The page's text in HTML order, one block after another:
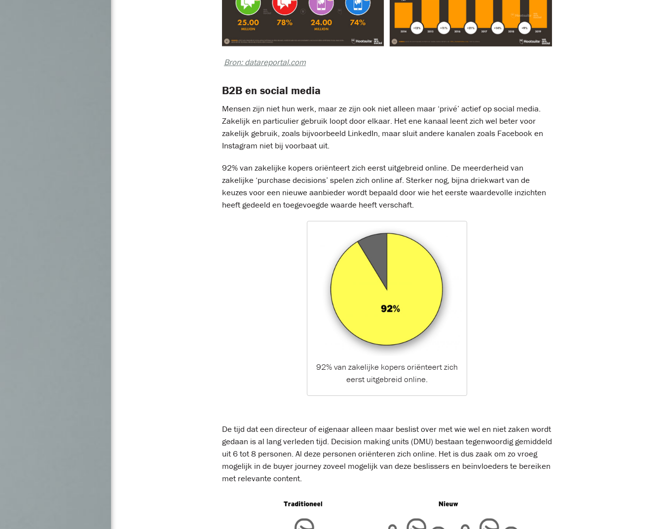
Bron: datareportal.com
B2B en social media
Mensen zijn niet hun werk, maar ze zijn ook niet alleen maar ‘privé’ actief op social media.
Zakelijk en particulier gebruik loopt door elkaar. Het ene kanaal leent zich wel beter voor
zakelijk gebruik, zoals bijvoorbeeld LinkedIn, maar sluit andere kanalen zoals Facebook en
Instagram niet bij voorbaat uit.
92% van zakelijke kopers oriënteert zich eerst uitgebreid online. De meerderheid van
zakelijke ‘purchase decisions’ spelen zich online af. Sterker nog, bijna driekwart van de
keuzes voor een nieuwe aanbieder wordt bepaald door wie het eerste waardevolle inzichten
heeft gedeeld en toegevoegde waarde heeft verschaft.
92% van zakelijke kopers oriënteert zich
eerst uitgebreid online.
De tijd dat een directeur of eigenaar alleen maar beslist over met wie wel en niet zaken wordt
gedaan is al lang verleden tijd. Decision making units (DMU) bestaan tegenwoordig gemiddeld
uit 6 tot 8 personen. Al deze personen oriënteren zich online. Het is dus zaak om zo vroeg
mogelijk in de buyer journey zoveel mogelijk van deze beslissers en beïnvloeders te bereiken
met relevante content.